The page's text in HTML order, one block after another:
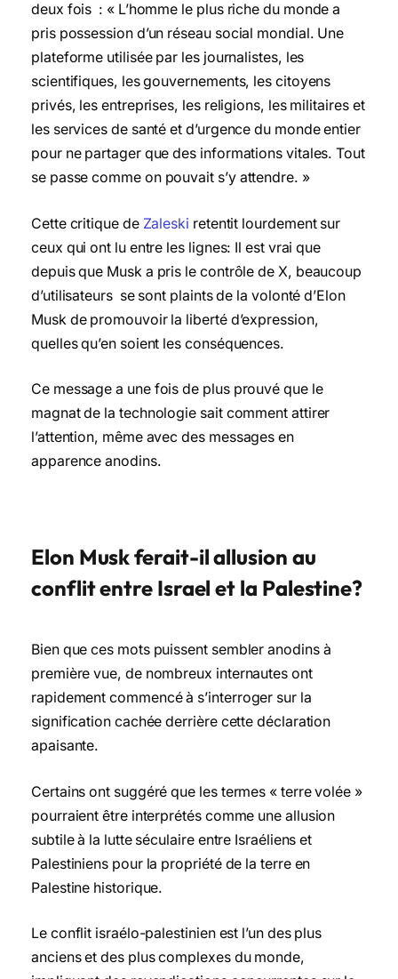
deux fois : « L’homme le plus riche du monde a
pris possession d’un réseau social mondial. Une
plateforme utilisée par les journalistes, les
scientifiques, les gouvernements, les citoyens
privés, les entreprises, les religions, les militaires et
les services de santé et d’urgence du monde entier
pour ne partager que des informations vitales. Tout
se passe comme on pouvait s’y attendre. »
Cette critique de Zaleski retentit lourdement sur
ceux qui ont lu entre les lignes: Il est vrai que
depuis que Musk a pris le contrôle de X, beaucoup
d’utilisateurs se sont plaints de la volonté d’Elon
Musk de promouvoir la liberté d’expression,
quelles qu’en soient les conséquences.
Ce message a une fois de plus prouvé que le
magnat de la technologie sait comment attirer
l’attention, même avec des messages en
apparence anodins.
Elon Musk ferait-il allusion au
conflit entre Israel et la Palestine?
Bien que ces mots puissent sembler anodins à
première vue, de nombreux internautes ont
rapidement commencé à s’interroger sur la
signification cachée derrière cette déclaration
apaisante.
Certains ont suggéré que les termes « terre volée »
pourraient être interprétés comme une allusion
subtile à la lutte séculaire entre Israéliens et
Palestiniens pour la propriété de la terre en
Palestine historique.
Le conflit israélo-palestinien est l’un des plus
anciens et des plus complexes du monde,